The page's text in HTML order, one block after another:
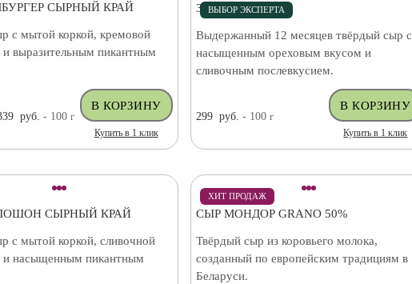
СЫРНЫЙ КРАЙ
с мытой коркой, кремовой
и выразительным пикантным
руб. - 100 г
Купить в 1 клик
ВЫБОР ЭКСПЕРТА
34% (ЧИЛИ)
Выдержанный 12 месяцев твёрдый сыр с
насыщенным ореховым вкусом и
сливочным послевкусием.
299 руб. - 100 г
Купить в 1 клик
СЫРНЫЙ КРАЙ
с мытой коркой, сливочной
и насыщенным пикантным
ХИТ ПРОДАЖ
СЫР МОНДОР GRANO 50%
Твёрдый сыр из коровьего молока,
созданный по европейским традициям в
Беларуси.